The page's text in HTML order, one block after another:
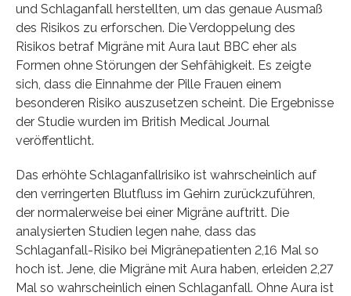
und Schlaganfall herstellten, um das genaue Ausmaß
des Risikos zu erforschen. Die Verdoppelung des
Risikos betraf Migräne mit Aura laut BBC eher als
Formen ohne Störungen der Sehfähigkeit. Es zeigte
sich, dass die Einnahme der Pille Frauen einem
besonderen Risiko auszusetzen scheint. Die Ergebnisse
der Studie wurden im British Medical Journal
veröffentlicht.
Das erhöhte Schlaganfallrisiko ist wahrscheinlich auf
den verringerten Blutfluss im Gehirn zurückzuführen,
der normalerweise bei einer Migräne auftritt. Die
analysierten Studien legen nahe, dass das
Schlaganfall-Risiko bei Migränepatienten 2,16 Mal so
hoch ist. Jene, die Migräne mit Aura haben, erleiden 2,27
Mal so wahrscheinlich einen Schlaganfall. Ohne Aura ist